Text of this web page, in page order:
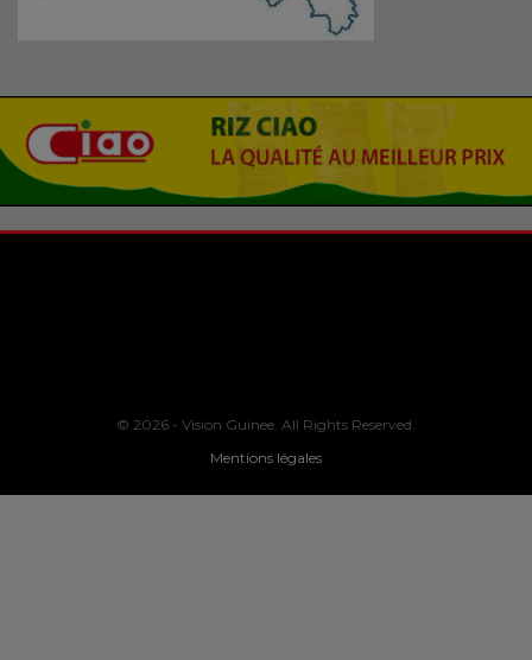
© 2026 - Vision Guinee. All Rights Reserved.
Mentions légales